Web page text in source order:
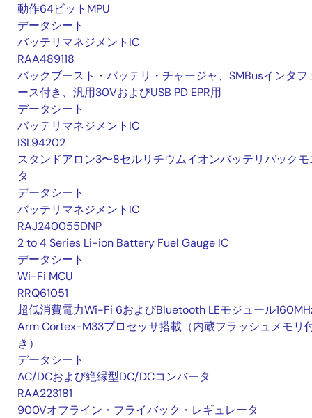
動作64ビットMPU
データシート
バッテリマネジメントIC
RAA489118
バックブースト・バッテリ・チャージャ、SMBusインタフ
ース付き、汎用30VおよびUSB PD EPR用
データシート
バッテリマネジメントIC
ISL94202
スタンドアロン3〜8セルリチウムイオンバッテリパックモ
タ
データシート
バッテリマネジメントIC
RAJ240055DNP
2 to 4 Series Li-ion Battery Fuel Gauge IC
データシート
Wi-Fi MCU
RRQ61051
超低消費電力Wi-Fi 6およびBluetooth LEモジュール
Arm Cortex-M33プロセッサ搭載（内蔵フラッシュメモリ
き）
データシート
AC/DCおよび絶縁型DC/DCコンバータ
RAA223181
900Vオフライン・フライバック・レギュレータ